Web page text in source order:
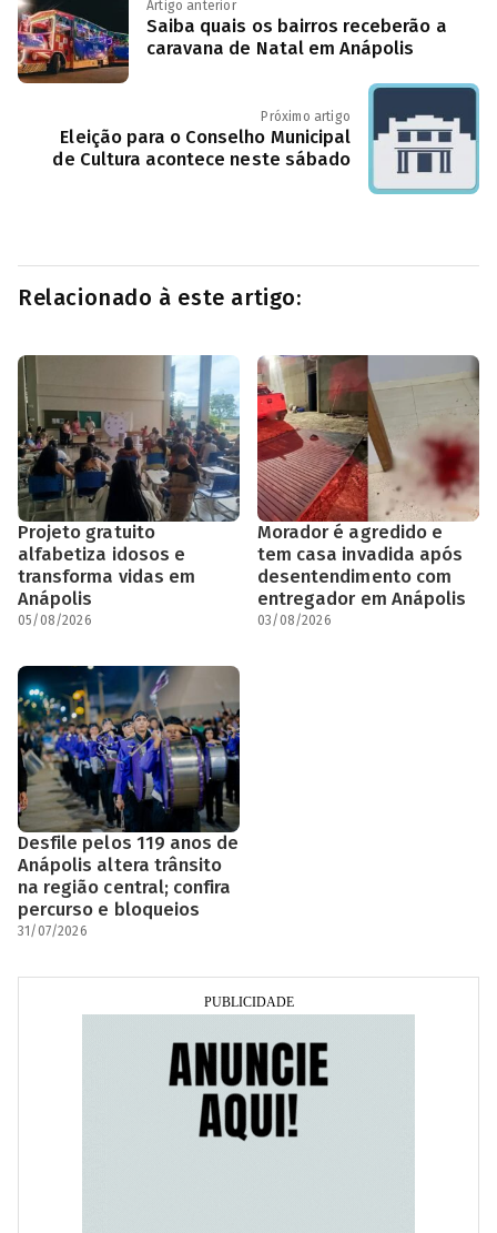
Artigo anterior
Saiba quais os bairros receberão a
caravana de Natal em Anápolis
Próximo artigo
Eleição para o Conselho Municipal
de Cultura acontece neste sábado
Relacionado à este artigo:
Projeto gratuito
alfabetiza idosos e
transforma vidas em
Anápolis
05/08/2026
Morador é agredido e
tem casa invadida após
desentendimento com
entregador em Anápolis
03/08/2026
Desfile pelos 119 anos de
Anápolis altera trânsito
na região central; confira
percurso e bloqueios
31/07/2026